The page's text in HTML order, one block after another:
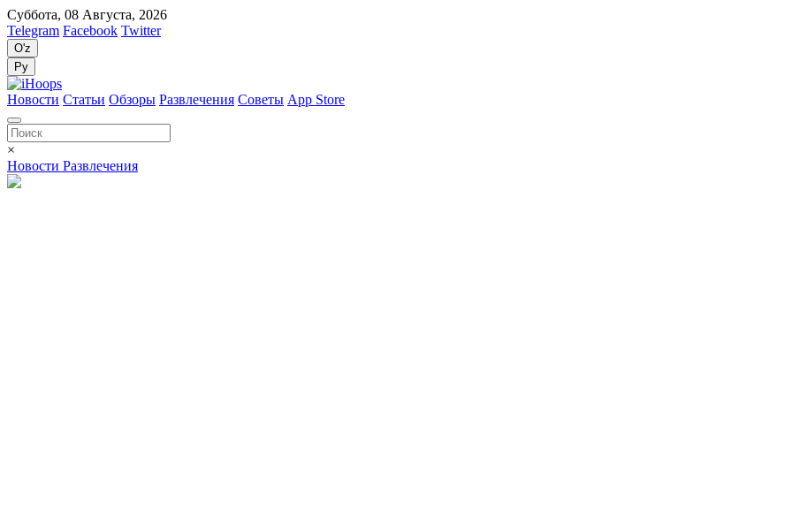
Суббота, 08 Августа, 2026
Telegram Facebook Twitter
O'z
Ру
Новости Статьи Обзоры Развлечения Советы App Store
×
Новости Развлечения